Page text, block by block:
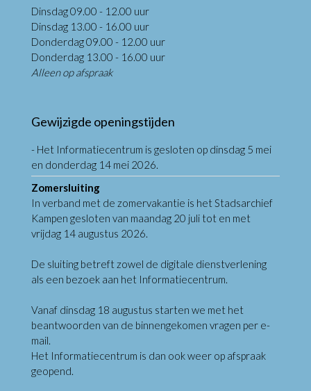
Dinsdag 09.00 - 12.00 uur
Dinsdag 13.00 - 16.00 uur
Donderdag 09.00 - 12.00 uur
Donderdag 13.00 - 16.00 uur
Alleen op afspraak
Gewijzigde openingstijden
- Het Informatiecentrum is gesloten op dinsdag 5 mei
en donderdag 14 mei 2026.
Zomersluiting
In verband met de zomervakantie is het Stadsarchief
Kampen gesloten van maandag 20 juli tot en met
vrijdag 14 augustus 2026.
De sluiting betreft zowel de digitale dienstverlening
als een bezoek aan het Informatiecentrum.
Vanaf dinsdag 18 augustus starten we met het
beantwoorden van de binnengekomen vragen per e-
mail.
Het Informatiecentrum is dan ook weer op afspraak
geopend.